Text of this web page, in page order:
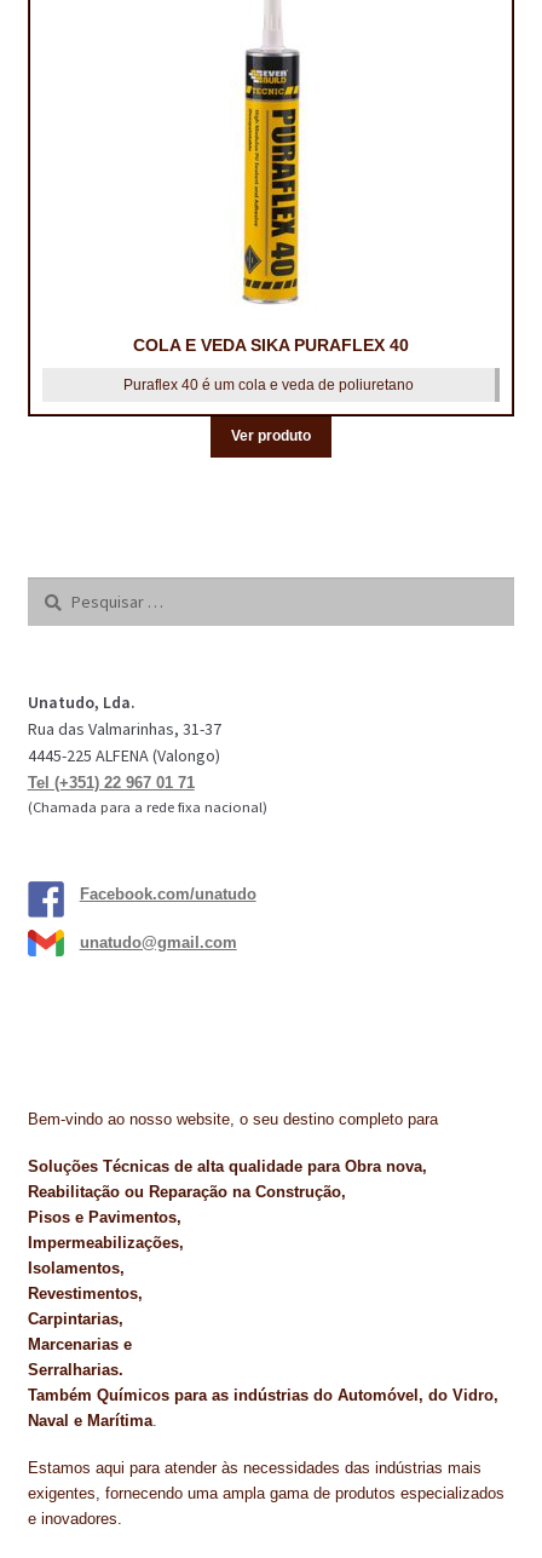
COLA E VEDA SIKA PURAFLEX 40
Puraflex 40 é um cola e veda de poliuretano
Ver produto
Pesquisar
Unatudo, Lda.
Rua das Valmarinhas, 31-37
4445-225 ALFENA (Valongo)
Tel (+351) 22 967 01 71
(Chamada para a rede fixa nacional)
Facebook.com/unatudo
unatudo@gmail.com
Bem-vindo ao nosso website, o seu destino completo para
Soluções Técnicas de alta qualidade para Obra nova,
Reabilitação ou Reparação na Construção,
Pisos e Pavimentos,
Impermeabilizações,
Isolamentos,
Revestimentos,
Carpintarias,
Marcenarias e
Serralharias.
Também Químicos para as indústrias do Automóvel, do Vidro,
Naval e Marítima.
Estamos aqui para atender às necessidades das indústrias mais
exigentes, fornecendo uma ampla gama de produtos especializados
e inovadores.